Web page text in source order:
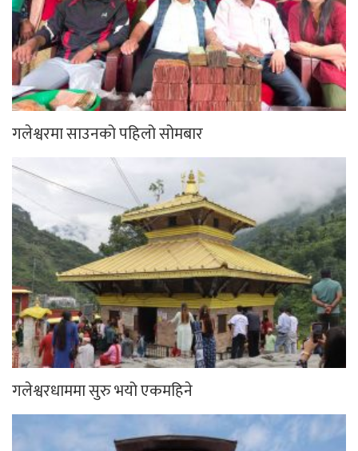
गलेश्वरमा साउनको पहिलो सोमबार
गलेश्वरधाममा सुरु भयो एकमहिने